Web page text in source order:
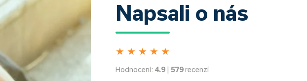
Napsali o nás
★ ★ ★ ★ ★
Hodnocení: 4.9 | 579recenzí